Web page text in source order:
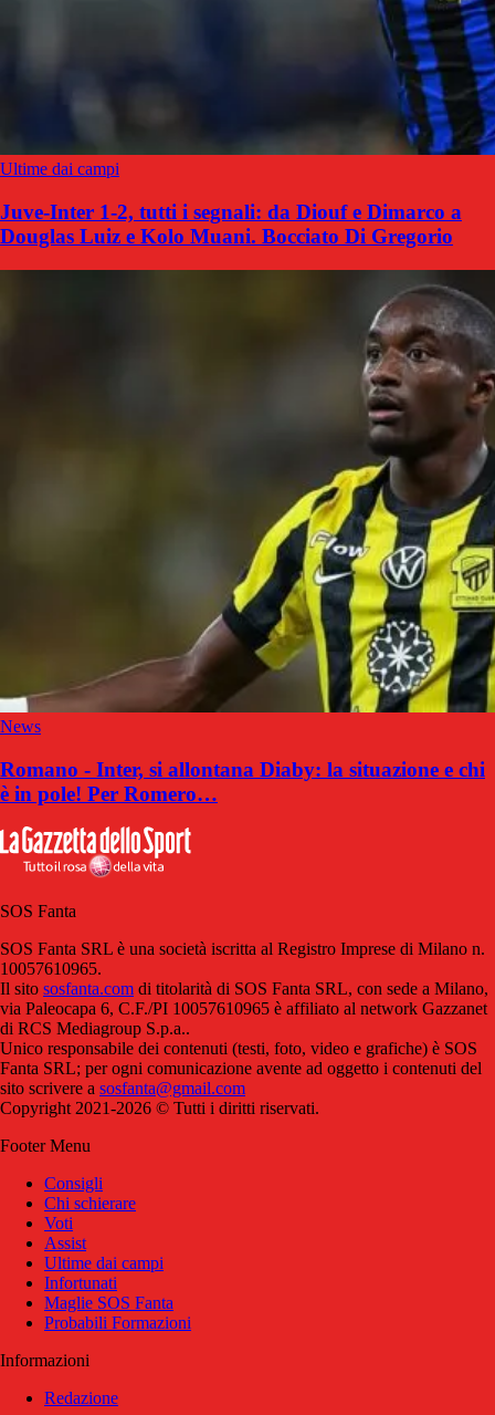
Ultime dai campi
Juve-Inter 1-2, tutti i segnali: da Diouf e Dimarco a
Douglas Luiz e Kolo Muani. Bocciato Di Gregorio
News
Romano - Inter, si allontana Diaby: la situazione e chi
è in pole! Per Romero…
SOS Fanta
SOS Fanta SRL è una società iscritta al Registro Imprese di Milano n.
10057610965.
Il sito sosfanta.com di titolarità di SOS Fanta SRL, con sede a Milano,
via Paleocapa 6, C.F./PI 10057610965 è affiliato al network Gazzanet
di RCS Mediagroup S.p.a..
Unico responsabile dei contenuti (testi, foto, video e grafiche) è SOS
Fanta SRL; per ogni comunicazione avente ad oggetto i contenuti del
sito scrivere a sosfanta@gmail.com
Copyright 2021-2026 © Tutti i diritti riservati.
Footer Menu
Consigli
Chi schierare
Voti
Assist
Ultime dai campi
Infortunati
Maglie SOS Fanta
Probabili Formazioni
Informazioni
Redazione